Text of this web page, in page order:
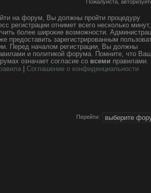
Пожалуйста,
на форум, Вы должны пройти процедуру
регистрации отнимет всего несколько
более широкие возможности.
предоставить зарегистрированным
Перед началом регистрации, Вы должны
и политикой форума. Помните, что
означает согласие со всеми правилами.
Соглашение о конфиденциальности
Перейти: